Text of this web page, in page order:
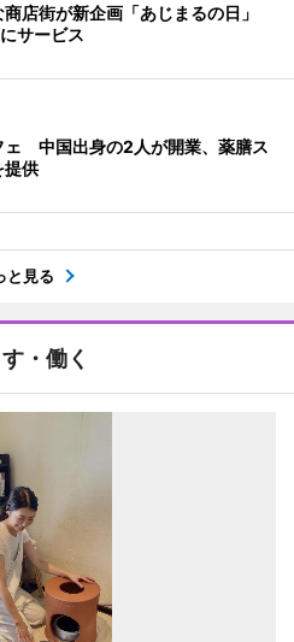
商店街が新企画「あじまるの日」
サービス
ェ 中国出身の2人が開業、薬膳ス
提供
と見る
・働く